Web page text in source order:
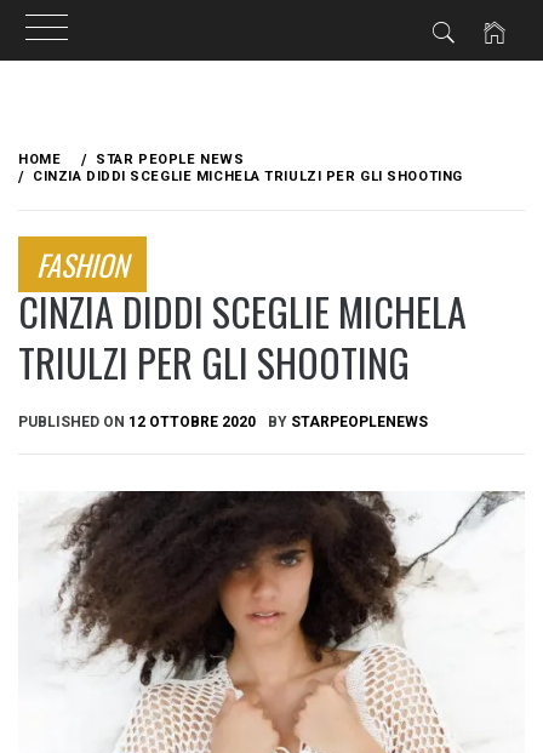
content
HOME
STAR PEOPLE NEWS
CINZIA DIDDI SCEGLIE MICHELA TRIULZI PER GLI SHOOTING
FASHION
CINZIA DIDDI SCEGLIE MICHELA
TRIULZI PER GLI SHOOTING
PUBLISHED ON 12 OTTOBRE 2020 BY STARPEOPLENEWS